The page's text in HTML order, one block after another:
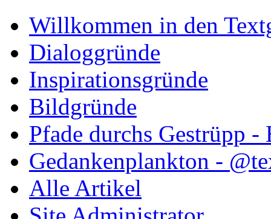
Willkommen in den
Dialoggründe
Inspirationsgründe
Bildgründe
Pfade durchs Gestrüpp -
Gedankenplankton -
Alle Artikel